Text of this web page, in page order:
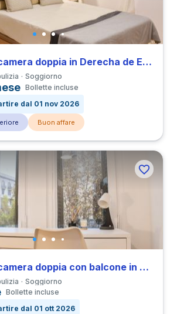
Accogliente camera doppia in Derecha de Eixample
Soggiorno
Bollette incluse
dal 01 nov 2026
Buon affare
Accogliente camera doppia con balcone in Derecha de Eixample
Soggiorno
Bollette incluse
dal 01 ott 2026